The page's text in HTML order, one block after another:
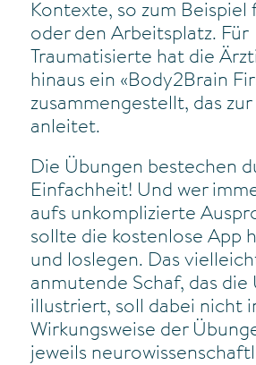
Kontexte, so zum Beispiel
oder den Arbeitsplatz. Für
Traumatisierte hat die
hinaus ein «Body2Brain
zusammengestellt, das
anleitet.
Die Übungen bestechen
Einfachheit! Und wer
aufs unkomplizierte
sollte die kostenlose App
und loslegen. Das
anmutende Schaf, das die
illustriert, soll dabei nicht
Wirkungsweise der
jeweils